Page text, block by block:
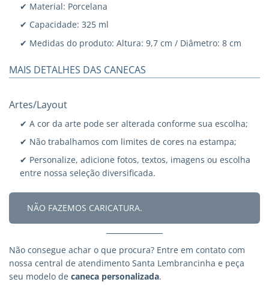
✔ Material: Porcelana
✔ Capacidade: 325 ml
✔ Medidas do produto: Altura: 9,7 cm / Diâmetro: 8 cm
MAIS DETALHES DAS CANECAS
Artes/Layout
✔ A cor da arte pode ser alterada conforme sua escolha;
✔ Não trabalhamos com limites de cores na estampa;
✔ Personalize, adicione fotos, textos, imagens ou escolha
entre nossa seleção diversificada.
NÃO FAZEMOS CARICATURA.
Não consegue achar o que procura? Entre em contato com
nossa central de atendimento Santa Lembrancinha e peça
seu modelo de caneca personalizada.